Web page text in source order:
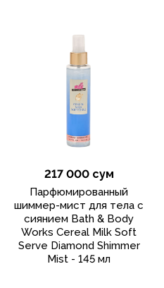
217 000 сум
Парфюмированный
шиммер-мист для тела с
сиянием Bath & Body
Works Cereal Milk Soft
Serve Diamond Shimmer
Mist - 145 мл